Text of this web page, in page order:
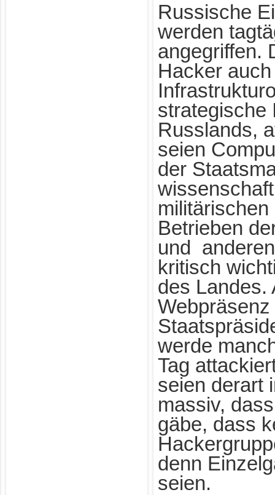
Russische
werden
angegriffen.
Hacker
strategische
Russlands,
seien
der
Betrieben
und
kritisch
des Landes.
werde
Tag
seien derart
massiv,
gäbe, dass
denn
seien.